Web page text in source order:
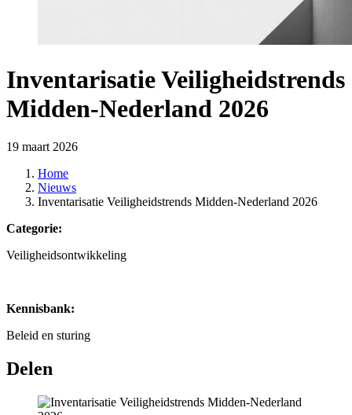
Inventarisatie Veiligheidstrends
Midden-Nederland 2026
19 maart 2026
Home
Nieuws
Inventarisatie Veiligheidstrends Midden-Nederland 2026
Categorie:
Veiligheidsontwikkeling
Kennisbank:
Beleid en sturing
Delen